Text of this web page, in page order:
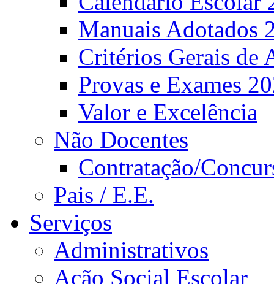
Manuais Adotados
Critérios Gerais de
Provas e Exames
Valor e Excelência
Não Docentes
Contratação/
Pais / E.E.
Serviços
Administrativos
Ação Social Escolar